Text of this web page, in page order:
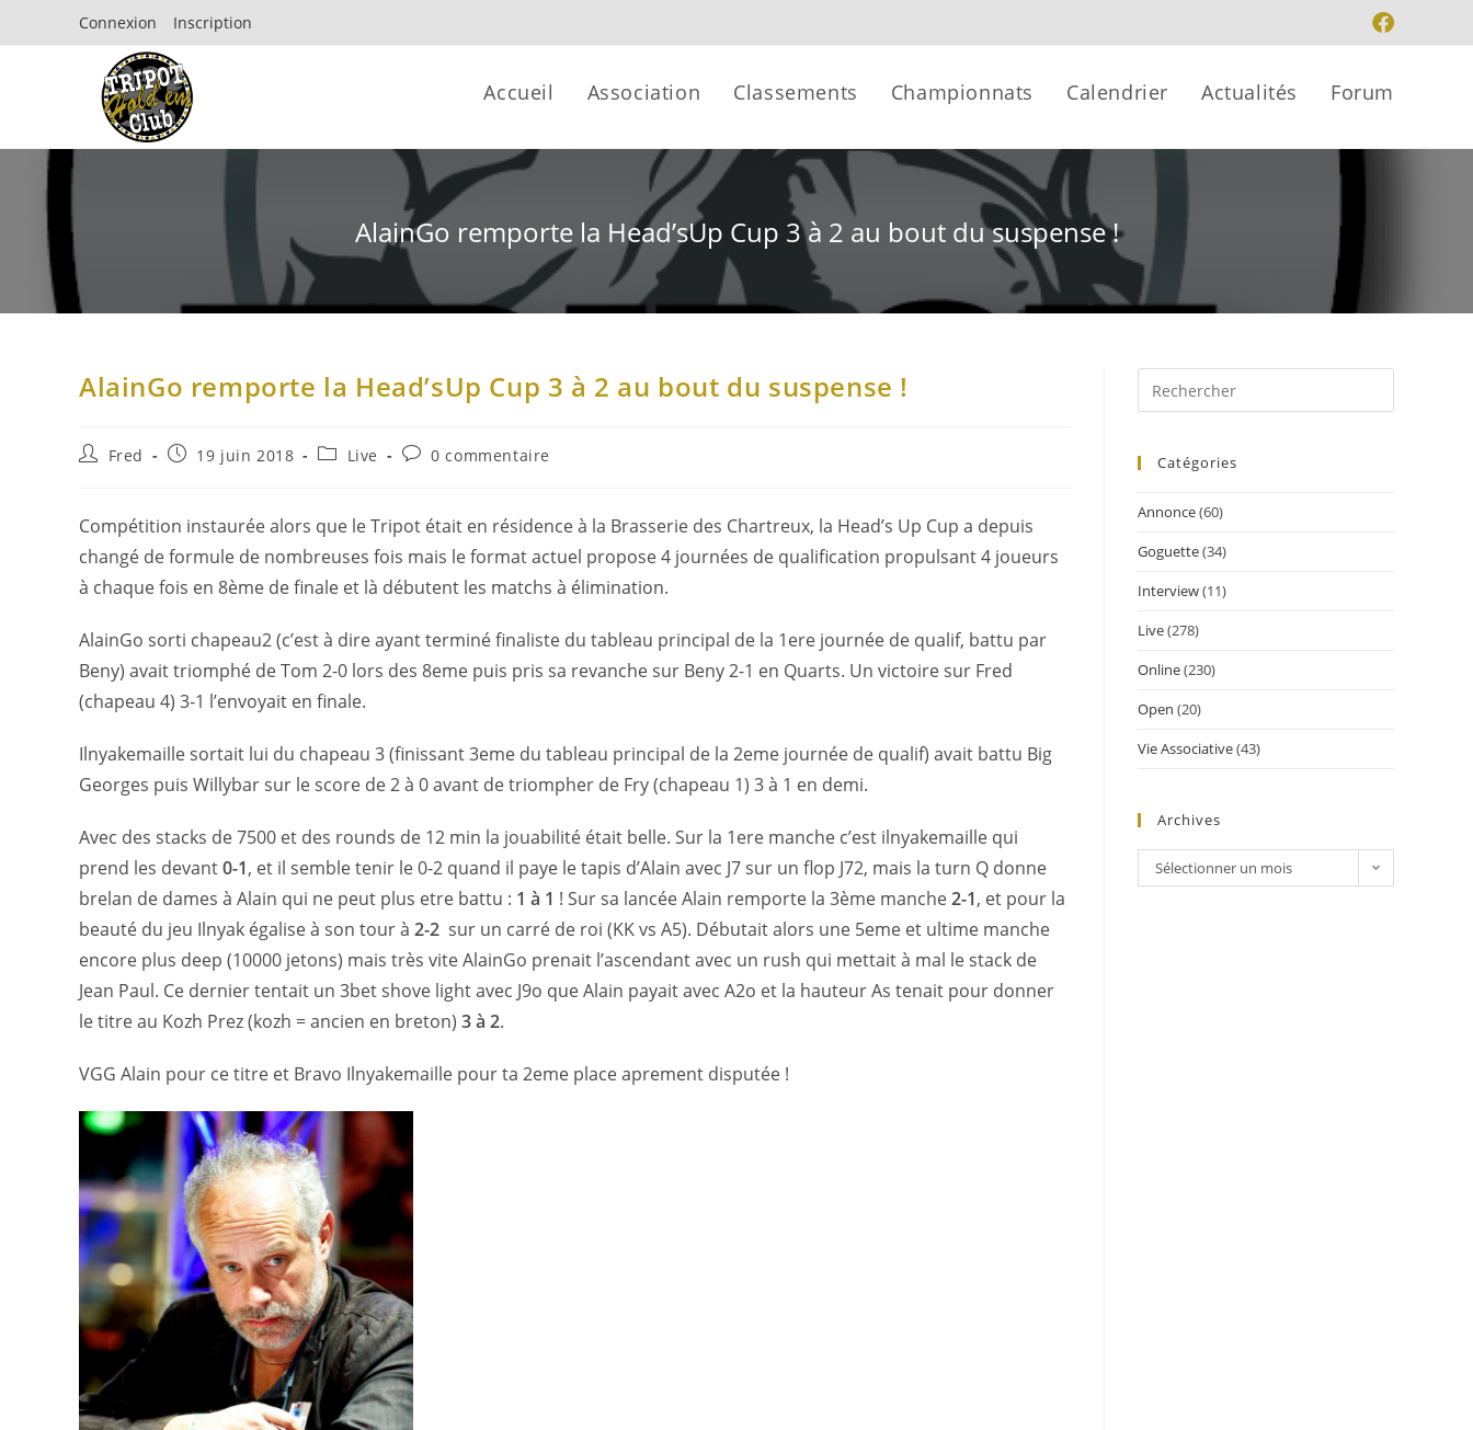
Connexion Inscription
Accueil Association Classements Championnats Calendrier Actualités Forum
AlainGo remporte la Head’sUp Cup 3 à 2 au bout du suspense !
AlainGo remporte la Head’sUp Cup 3 à 2 au bout du suspense !
Fred 19 juin 2018 Live 0 commentaire
Compétition instaurée alors que le Tripot était en résidence à la Brasserie des Chartreux, la Head’s Up Cup a depuis
changé de formule de nombreuses fois mais le format actuel propose 4 journées de qualification propulsant 4 joueurs
à chaque fois en 8ème de finale et là débutent les matchs à élimination.
AlainGo sorti chapeau2 (c’est à dire ayant terminé finaliste du tableau principal de la 1ere journée de qualif, battu par
Beny) avait triomphé de Tom 2-0 lors des 8eme puis pris sa revanche sur Beny 2-1 en Quarts. Un victoire sur Fred
(chapeau 4) 3-1 l’envoyait en finale.
Ilnyakemaille sortait lui du chapeau 3 (finissant 3eme du tableau principal de la 2eme journée de qualif) avait battu Big
Georges puis Willybar sur le score de 2 à 0 avant de triompher de Fry (chapeau 1) 3 à 1 en demi.
Avec des stacks de 7500 et des rounds de 12 min la jouabilité était belle. Sur la 1ere manche c’est ilnyakemaille qui
prend les devant0-1, et il semble tenir le 0-2 quand il paye le tapis d’Alain avec J7 sur un flop J72, mais la turn Q donne
brelan de dames à Alain qui ne peut plus etre battu : 1 à 1 ! Sur sa lancée Alain remporte la 3ème manche2-1, et pour la
beauté du jeu Ilnyak égalise à son tour à 2-2 sur un carré de roi (KK vs A5). Débutait alors une 5eme et ultime manche
encore plus deep (10000 jetons) mais très vite AlainGo prenait l’ascendant avec un rush qui mettait à mal le stack de
Jean Paul. Ce dernier tentait un 3bet shove light avec J9o que Alain payait avec A2o et la hauteur As tenait pour donner
le titre au Kozh Prez (kozh = ancien en breton) 3 à 2.
VGG Alain pour ce titre et Bravo Ilnyakemaille pour ta 2eme place aprement disputée !
Catégories
Annonce(60)
Goguette(34)
Interview(11)
Live(278)
Online(230)
Open (20)
Vie Associative(43)
Archives
Sélectionner un mois